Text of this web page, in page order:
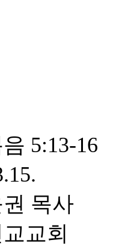
5:13-16
목사
교회